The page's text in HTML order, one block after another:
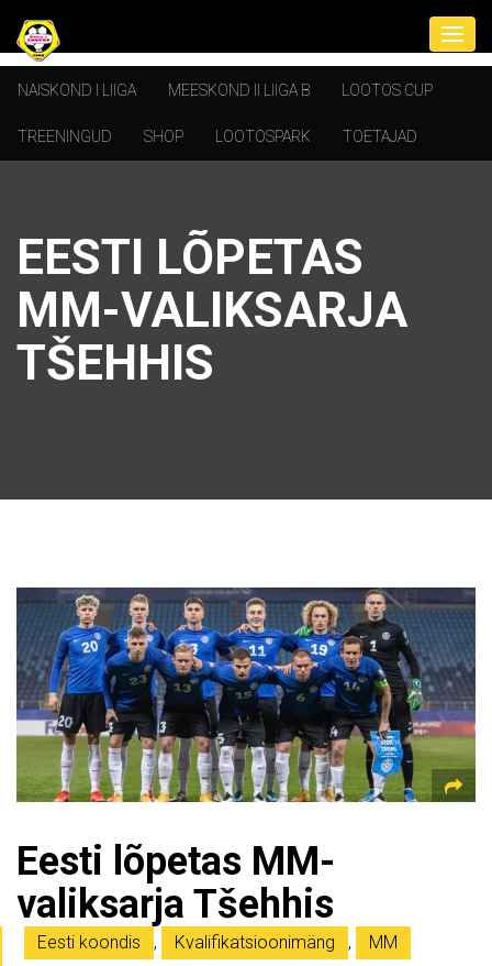
NAISKOND I LIIGA MEESKOND II LIIGA B LOOTOS CUP
TREENINGUD SHOP LOOTOSPARK TOETAJAD
EESTI LÕPETAS
MM-VALIKSARJA
TŠEHHIS
Eesti lõpetas MM-
valiksarja Tšehhis
Eesti koondis , Kvalifikatsioonimäng ,
MM